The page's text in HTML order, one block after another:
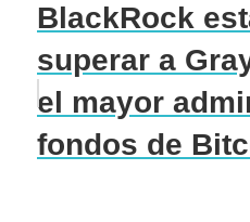
BlackRock
superar a
el mayor
fondos de